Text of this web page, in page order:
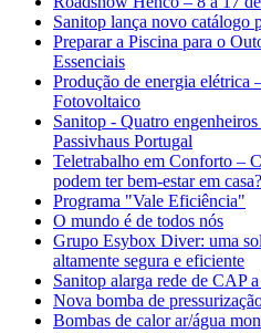
Sanitop lança novo catálogo
Preparar a Piscina para o
Essenciais
Produção de energia elétrica
Fotovoltaico
Sanitop - Quatro
Passivhaus Portugal
Teletrabalho em Conforto –
podem ter bem-estar em casa?
Programa "Vale Eficiência"
O mundo é de todos nós
Grupo Esybox Diver: uma
altamente segura e eficiente
Sanitop alarga rede de CAP
Nova bomba de
Bombas de calor ar/água